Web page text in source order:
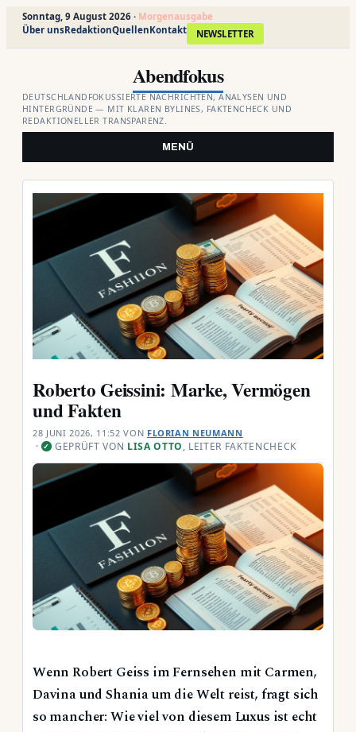
Sonntag, 9 August 2026 · Morgenausgabe
Über unsRedaktionQuellenKontakt NEWSLETTER
springen
Abendfokus
DEUTSCHLANDFOKUSSIERTE NACHRICHTEN, ANALYSEN UND
HINTERGRÜNDE — MIT KLAREN BYLINES, FAKTENCHECK UND
REDAKTIONELLER TRANSPARENZ.
MENÜ
Roberto Geissini: Marke, Vermögen
und Fakten
28 JUNI 2026, 11:52 VON FLORIAN NEUMANN
· ✓ GEPRÜFT VON LISA OTTO, LEITER FAKTENCHECK
Wenn Robert Geiss im Fernsehen mit Carmen,
Davina und Shania um die Welt reist, fragt sich
so mancher: Wie viel von diesem Luxus ist echt